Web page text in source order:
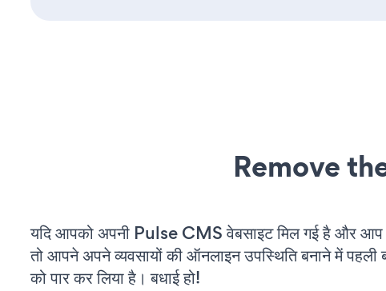
Remove
यदि आपको अपनी Pulse CMS वेबसाइट मिल गई है और
तो आपने अपने व्यवसायों की ऑनलाइन उपस्थिति बनाने में पहली
को पार कर लिया है। बधाई हो!